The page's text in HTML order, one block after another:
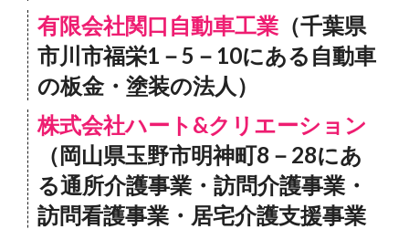
有限会社関口自動車工業 （千葉県
市川市福栄1－5－10にある自動車
の板金・塗装の法人）
株式会社ハート&クリエーション
（岡山県玉野市明神町8－28にあ
る通所介護事業・訪問介護事業・
訪問看護事業・居宅介護支援事業